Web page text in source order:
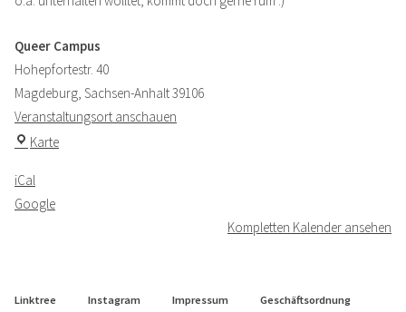
Queer Campus
Hohepfortestr. 40
Magdeburg, Sachsen-Anhalt39106
Veranstaltungsort anschauen
KarteQueer
iCal
Google
Kompletten Kalender ansehen
Linktree Instagram Impressum Geschäftsordnung